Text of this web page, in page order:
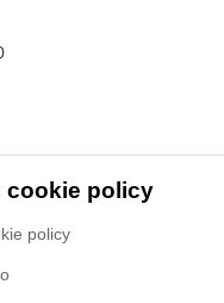
cookie policy
policy